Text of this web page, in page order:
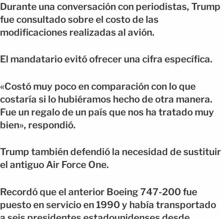
Durante una conversación con periodistas, Trump
fue consultado sobre el costo de las
modificaciones realizadas al avión.
El mandatario evitó ofrecer una cifra específica.
«Costó muy poco en comparación con lo que
costaría si lo hubiéramos hecho de otra manera.
Fue un regalo de un país que nos ha tratado muy
bien», respondió.
Trump también defendió la necesidad de sustituir
el antiguo Air Force One.
Recordó que el anterior Boeing 747-200 fue
puesto en servicio en 1990 y había transportado